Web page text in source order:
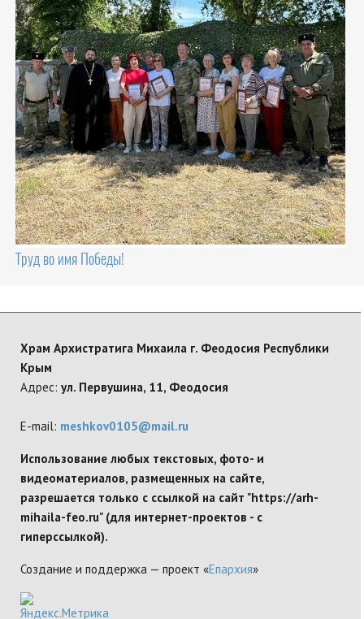
Труд во имя Победы!
Храм Архистратига Михаила г. Феодосия Республики
Крым
Адрес: ул. Первушина, 11, Феодосия
E-mail: meshkov0105@mail.ru
Использование любых текстовых, фото- и
видеоматериалов, размещенных на сайте,
разрешается только с ссылкой на сайт "https://arh-
mihaila-feo.ru" (для интернет-проектов - с
гиперссылкой).
Создание и поддержка — проект «Епархия»